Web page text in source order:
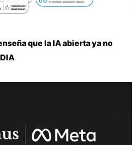
que la IA abierta ya no